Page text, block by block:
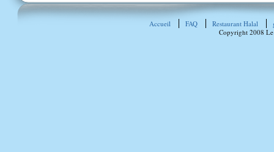
Accueil FAQ Restaurant Halal
Copyright 2008